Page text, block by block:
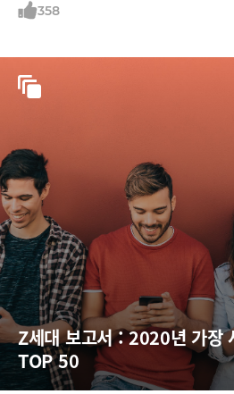
358
Z세대 보고서 : 2020년 가장
TOP 50